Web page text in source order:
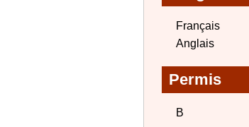
Français
Anglais
Permis
B